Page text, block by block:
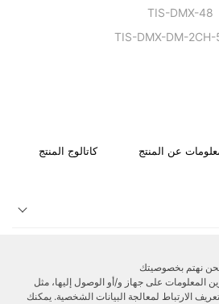
TIS-DMX-48
TIS-DMX-DM-2CH-
عن المنتج كاتالوج المنتج
نهتم بخصوصيتك
المعلومات على جهاز و/أو الوصول إليها، مثل
الارتباط لمعالجة البيانات الشخصية. يمكنك